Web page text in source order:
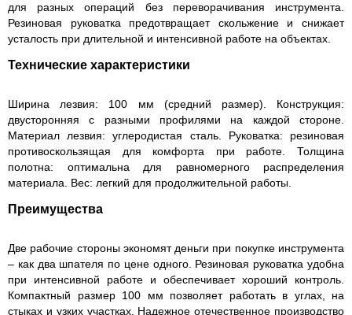
для разных операций без переворачивания инструмента.
Резиновая руковатка предотвращает скольжение и снижает
усталость при длительной и интенсивной работе на объектах.
Технические характеристики
Ширина лезвия: 100 мм (средний размер). Конструкция:
двусторонняя с разными профилями на каждой стороне.
Материал лезвия: углеродистая сталь. Руковатка: резиновая
противоскользящая для комфорта при работе. Толщина
полотна: оптимальна для равномерного распределения
материала. Вес: легкий для продолжительной работы.
Преимущества
Две рабочие стороны экономят деньги при покупке инструмента
– как два шпателя по цене одного. Резиновая руковатка удобна
при интенсивной работе и обеспечивает хороший контроль.
Компактный размер 100 мм позволяет работать в углах, на
стыках и узких участках. Надежное отечественное производство